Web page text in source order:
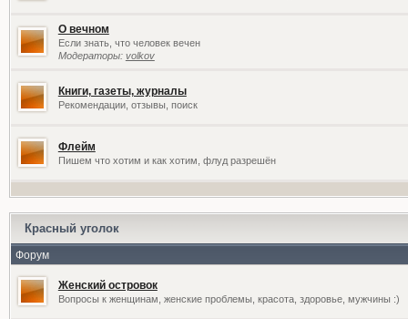
О вечном
Если знать, что человек вечен
Модераторы: volkov
Книги, газеты, журналы
Рекомендации, отзывы, поиск
Флейм
Пишем что хотим и как хотим, флуд разрешён
Красный уголок
Форум
Женский островок
Вопросы к женщинам, женские проблемы, красота, здоровье, мужчины :)